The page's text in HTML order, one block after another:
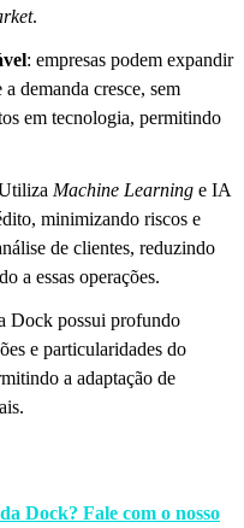
.
: empresas podem expandir
demanda cresce, sem
em tecnologia, permitindo
Machine Learning e IA
minimizando riscos e
de clientes, reduzindo
a essas operações.
Dock possui profundo
e particularidades do
a adaptação de
Dock? Fale com o nosso